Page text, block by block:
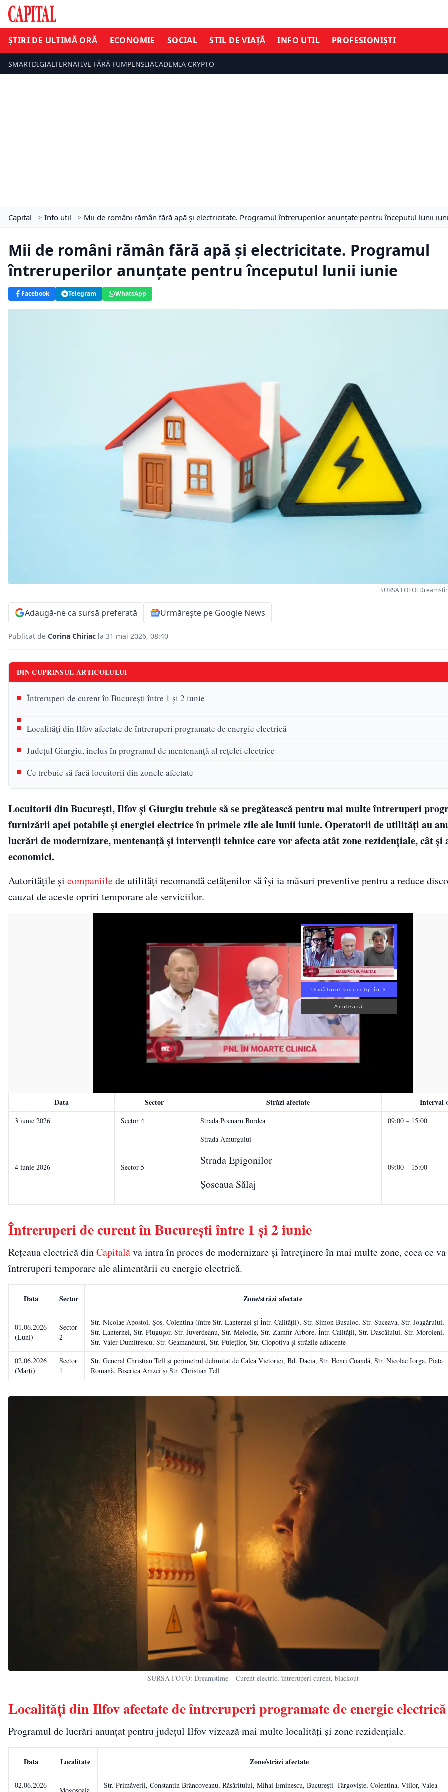
ȘTIRI DE ULTIMĂ ORĂ ECONOMIE SOCIAL STIL DE VIAȚĂ INFO UTIL PROFESIONIȘTI
SMARTDIGIALTERNATIVE FĂRĂ FUMPENSIIACADEMIA CRYPTO
Capital > Info util > Mii de români rămân fără apă și electricitate. Programul întreruperilor anunțate pentru începutul lunii
Mii de români rămân fără apă și electricitate. Programul
întreruperilor anunțate pentru începutul lunii iunie
Facebook Telegram WhatsApp
SURSA FOTO:
Adaugă-ne ca sursă preferată Urmărește pe Google News
Publicat de Corina Chiriac la 31 mai 2026, 08:40
DIN CUPRINSUL ARTICOLULUI
Întreruperi de curent în București între 1 și 2 iunie
Localități din Ilfov afectate de întreruperi programate de energie electrică
Județul Giurgiu, inclus în programul de mentenanță al rețelei electrice
Ce trebuie să facă locuitorii din zonele afectate
Locuitorii din București, Ilfov și Giurgiu trebuie să se pregătească pentru mai multe întreruperi
furnizării apei potabile și energiei electrice în primele zile ale lunii iunie. Operatorii de utilități au
lucrări de modernizare, mentenanță și intervenții tehnice care vor afecta atât zone rezidențiale, cât și
economici.
Autoritățile și companiilede utilități recomandă cetățenilor să își ia măsuri preventive pentru a reduce
cauzat de aceste opriri temporare ale serviciilor.
Următorul videoclip în 2
Anulează
Data Sector Străzi afectate Interval
3 iunie 2026 Sector 4 Strada Poenaru Bordea 09:00 – 15:00
4 iunie 2026 Sector 5
Strada Amurgului
Strada Epigonilor
Șoseaua Sălaj
09:00 – 15:00
Întreruperi de curent în București între 1 și 2 iunie
Rețeaua electrică dinCapitalăva intra în proces de modernizare și întreținere în mai multe zone, ceea ce
întreruperi temporare ale alimentării cu energie electrică.
Data Sector Zone/străzi afectate
01.06.2026
(Luni)
Sector
2
Str. Nicolae Apostol, Șos. Colentina (între Str. Lanternei și Într. Calității), Str. Simon Busuioc, Str. Suceava, Str. Joagărului,
Str. Lanternei, Str. Plugușor, Str. Juverdeanu, Str. Melodie, Str. Zamfir Arbore, Într. Calității, Str. Dascălului, Str. Moroieni,
Str. Valer Dumitrescu, Str. Geamandurei, Str. Puieților, Str. Clopotiva și străzile adiacente
02.06.2026
(Marți)
Sector
1
Str. General Christian Tell și perimetrul delimitat de Calea Victoriei, Bd. Dacia, Str. Henri Coandă, Str. Nicolae Iorga, Piața
Romană, Biserica Amzei și Str. Christian Tell
SURSA FOTO: Dreamstime – Curent electric, întreruperi curent, blackout
Localități din Ilfov afectate de întreruperi programate de energie electrică
Programul de lucrări anunțat pentru județul Ilfov vizează mai multe localități și zone rezidențiale.
Data Localitate Zone/străzi afectate
02.06.2026
Str. Primăverii, Constantin Brâncoveanu, Răsăritului, Mihai Eminescu, București–Târgoviște, Colentina, Viilor, Valea